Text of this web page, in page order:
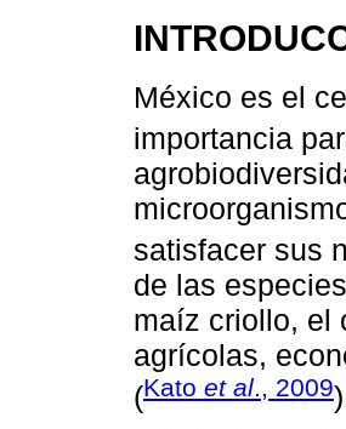
México es el
importancia
satisfacer sus
de las
maíz criollo, el
agrícolas,
(Kato et al., 2009